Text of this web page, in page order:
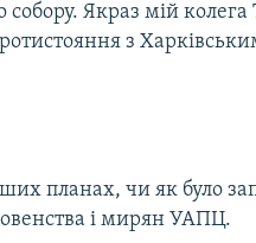
собору. Якраз мій колега
з
планах, чи як було
і мирян УАПЦ.